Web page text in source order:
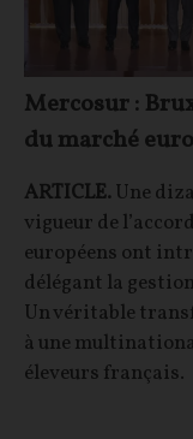
Mercosur :
du marché
ARTICLE.Une
vigueur de
européens ont
délégant la
Un véritable
à une
éleveurs français.